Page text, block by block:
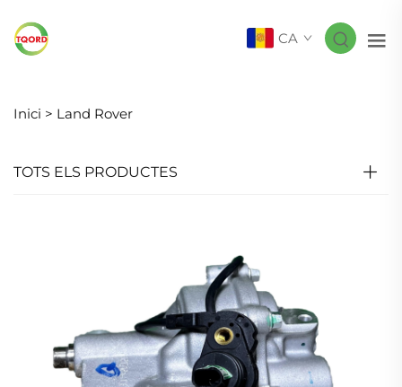
CA
Inici > Land Rover
TOTS ELS PRODUCTES